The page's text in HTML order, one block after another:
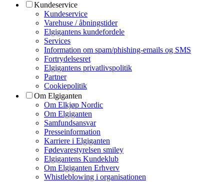
Kundeservice
Kundeservice
Varehuse / åbningstider
Elgigantens kundefordele
Services
Information om spam/phishing-emails og SMS
Fortrydelsesret
Elgigantens privatlivspolitik
Partner
Cookiepolitik
Om Elgiganten
Om Elkjøp Nordic
Om Elgiganten
Samfundsansvar
Presseinformation
Karriere i Elgiganten
Fødevarestyrelsen smiley
Elgigantens Kundeklub
Om Elgiganten Erhverv
Whistleblowing i organisationen